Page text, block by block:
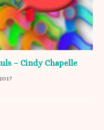
– Cindy Chapelle